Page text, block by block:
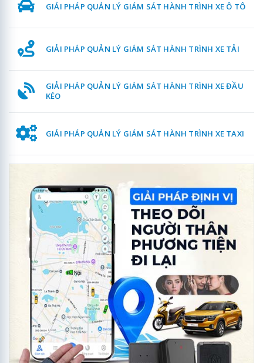
GIẢI PHÁP QUẢN LÝ GIÁM SÁT HÀNH TRÌNH XE Ô TÔ
GIẢI PHÁP QUẢN LÝ GIÁM SÁT HÀNH TRÌNH XE TẢI
GIẢI PHÁP QUẢN LÝ GIÁM SÁT HÀNH TRÌNH XE ĐẦU
KÉO
GIẢI PHÁP QUẢN LÝ GIÁM SÁT HÀNH TRÌNH XE TAXI